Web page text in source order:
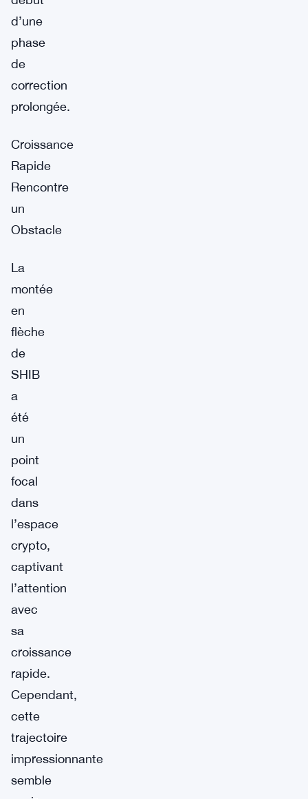
d’une
phase
de
correction
prolongée.
Croissance
Rapide
Rencontre
un
Obstacle
La
montée
en
flèche
de
SHIB
a
été
un
point
focal
dans
l’espace
crypto,
captivant
l’attention
avec
sa
croissance
rapide.
Cependant,
cette
trajectoire
impressionnante
semble